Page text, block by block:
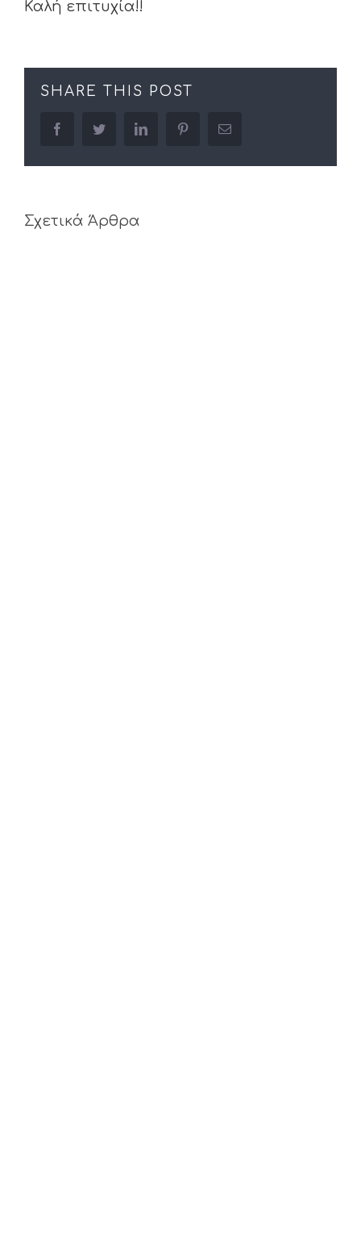
Καλή επιτυχία!!
SHARE THIS POST
facebooktwitter linkedin pinterestEmail
Σχετικά Άρθρα